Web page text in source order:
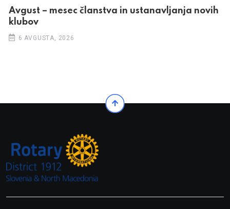
Avgust – mesec članstva in ustanavljanja novih
klubov
6 AVGUSTA, 2026